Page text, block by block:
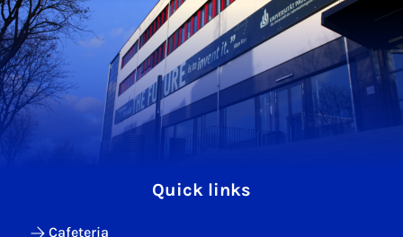
Quick links
Cafeteria